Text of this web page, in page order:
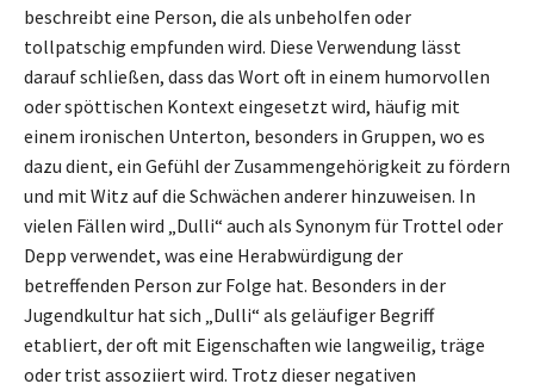
beschreibt eine Person, die als unbeholfen oder
tollpatschig empfunden wird. Diese Verwendung lässt
darauf schließen, dass das Wort oft in einem humorvollen
oder spöttischen Kontext eingesetzt wird, häufig mit
einem ironischen Unterton, besonders in Gruppen, wo es
dazu dient, ein Gefühl der Zusammengehörigkeit zu fördern
und mit Witz auf die Schwächen anderer hinzuweisen. In
vielen Fällen wird „Dulli“ auch als Synonym für Trottel oder
Depp verwendet, was eine Herabwürdigung der
betreffenden Person zur Folge hat. Besonders in der
Jugendkultur hat sich „Dulli“ als geläufiger Begriff
etabliert, der oft mit Eigenschaften wie langweilig, träge
oder trist assoziiert wird. Trotz dieser negativen